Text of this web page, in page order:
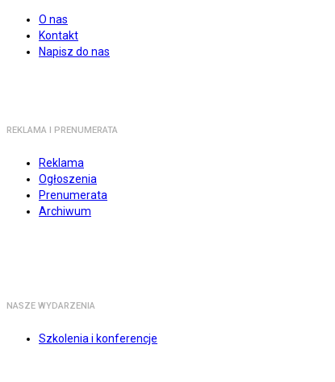
O nas
Kontakt
Napisz do nas
REKLAMA I PRENUMERATA
Reklama
Ogłoszenia
Prenumerata
Archiwum
NASZE WYDARZENIA
Szkolenia i konferencje